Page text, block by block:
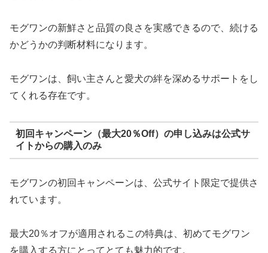
モグワンの新鮮さと品質の良さを実感できるので、続ける
かどうかの判断材料になります。
モグワンは、飼い主さんと愛犬の絆を深めるサポートをし
てくれる存在です。
初回キャンペーン（最大20％Off）の申し込みは公式サ
イトからの購入のみ
モグワンの初回キャンペーンは、公式サイト限定で提供さ
れています。
最大20％オフが適用されるこの特典は、初めてモグワン
を購入する方にとってとても魅力的です。